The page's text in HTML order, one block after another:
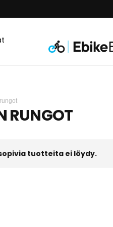
RUNGOT
tuotteita ei löydy.